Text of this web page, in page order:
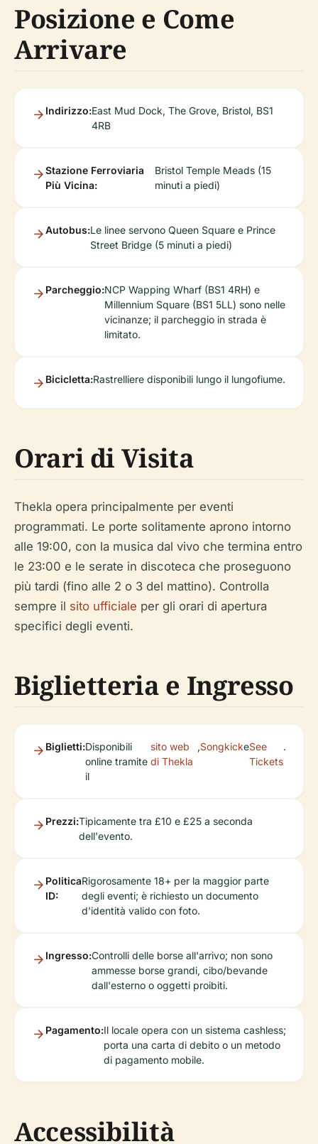
Posizione e Come
Arrivare
Indirizzo:East Mud Dock, The Grove, Bristol, BS1
4RB
Stazione Ferroviaria
Più Vicina:
Bristol Temple Meads (15
minuti a piedi)
Autobus:Le linee servono Queen Square e Prince
Street Bridge (5 minuti a piedi)
Parcheggio:NCP Wapping Wharf (BS1 4RH) e
Millennium Square (BS1 5LL) sono nelle
vicinanze; il parcheggio in strada è
limitato.
Bicicletta:Rastrelliere disponibili lungo il lungofiume.
Orari di Visita
Thekla opera principalmente per eventi
programmati. Le porte solitamente aprono intorno
alle 19:00, con la musica dal vivo che termina entro
le 23:00 e le serate in discoteca che proseguono
più tardi (fino alle 2 o 3 del mattino). Controlla
sempre il sito ufficiale per gli orari di apertura
specifici degli eventi.
Biglietteria e Ingresso
Biglietti:Disponibili
online tramite
il
sito web
di Thekla
,SongkickeSee
Tickets
.
Prezzi:Tipicamente tra £10 e £25 a seconda
dell'evento.
Politica
ID:
Rigorosamente 18+ per la maggior parte
degli eventi; è richiesto un documento
d'identità valido con foto.
Ingresso:Controlli delle borse all'arrivo; non sono
ammesse borse grandi, cibo/bevande
dall'esterno o oggetti proibiti.
Pagamento:Il locale opera con un sistema cashless;
porta una carta di debito o un metodo
di pagamento mobile.
Accessibilità